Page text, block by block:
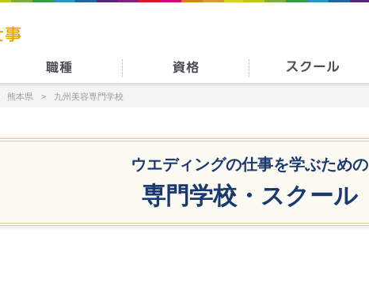
熊本県 九州美容専門学校
ウエディングの仕事を学ぶための
専門学校・スクール